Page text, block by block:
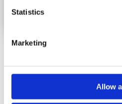
Statistics
Marketing
Allow
Tout ce qu'il